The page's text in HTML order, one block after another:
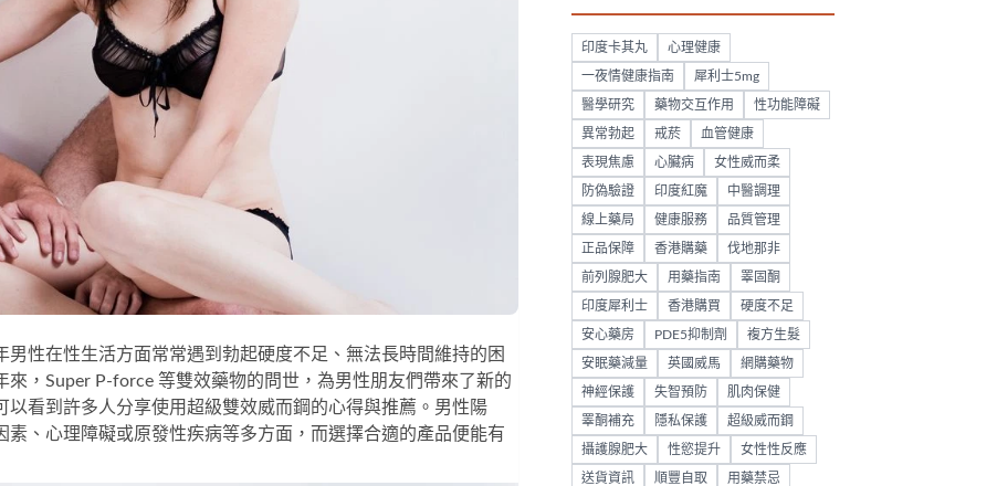
性在性生活方面常常遇到勃起硬度不足、無法長時間維持的困
來， Super P-force 等雙效藥物的問世，為男性朋友們帶來了新的
看到許多人分享使用超級雙效威而鋼的心得與推薦。男性陽
、心理障礙或原發性疾病等多方面，而選擇合適的產品便能有
印度卡其丸 心理健康
一夜情健康指南 犀利士5mg
醫學研究 藥物交互作用 性功能障礙
異常勃起 戒菸 血管健康
表現焦慮 心臟病 女性威而柔
防偽驗證 印度紅魔 中醫調理
線上藥局 健康服務 品質管理
正品保障 香港購藥 伐地那非
前列腺肥大 用藥指南 睪固酮
印度犀利士 香港購買 硬度不足
安心藥房 PDE5抑制劑 複方生髮
安眠藥減量 英國威馬 網購藥物
神經保護 失智預防 肌肉保健
睪酮補充 隱私保護 超級威而鋼
攝護腺肥大 性慾提升 女性性反應
送貨資訊 順豐自取 用藥禁忌